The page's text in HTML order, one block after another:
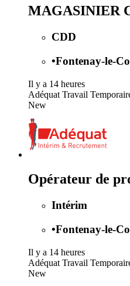
MAGASINIER
CDD
•Fontenay-le-
Il y a 14 heures
Adéquat Travail
New
Opérateur de
Intérim
•Fontenay-le-
Il y a 14 heures
Adéquat Travail
New